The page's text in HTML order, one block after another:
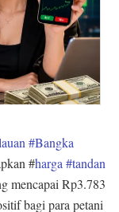
#Bangka
#harga #tandan
mencapai Rp3.783
bagi para petani